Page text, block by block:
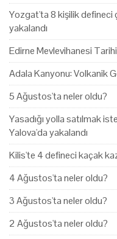
Yozgat'ta 8 kişilik defineci
yakalandı
Edirne Mevlevihanesi
Adala Kanyonu: Volkanik
5 Ağustos'ta neler oldu?
Yasadığı yolla satılmak
Yalova'da yakalandı
Kilis'te 4 defineci kaçak
4 Ağustos'ta neler oldu?
3 Ağustos'ta neler oldu?
2 Ağustos'ta neler oldu?